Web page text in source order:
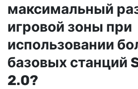
максимальный
игровой зоны при
использовании
базовых станций
2.0?